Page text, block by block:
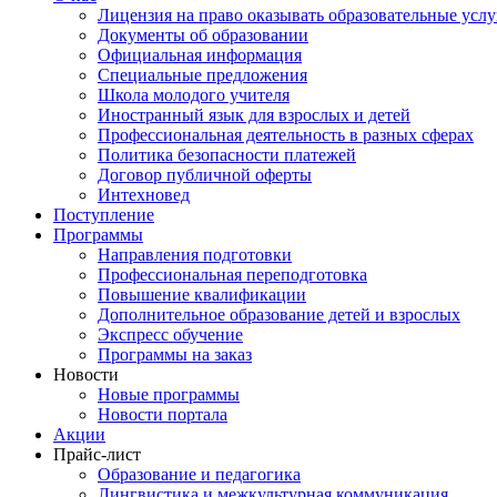
Лицензия на право оказывать образовательные
Документы об образовании
Официальная информация
Специальные предложения
Школа молодого учителя
Иностранный язык для взрослых и детей
Профессиональная деятельность в разных сферах
Политика безопасности платежей
Договор публичной оферты
Интехновед
Поступление
Программы
Направления подготовки
Профессиональная переподготовка
Повышение квалификации
Дополнительное образование детей и взрослых
Экспресс обучение
Программы на заказ
Новости
Новые программы
Новости портала
Акции
Прайс-лист
Образование и педагогика